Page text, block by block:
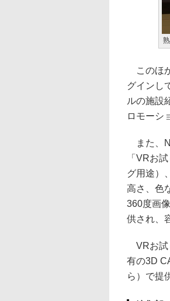
このほ
グインし
ルの施設
ロモーシ
また、
「VRお
グ用途）
高さ、色
360度画
供され、
VRお試
有の3D
ら）で提